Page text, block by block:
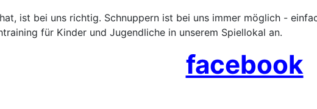
ist bei uns richtig. Schnuppern ist bei uns immer möglich -
für Kinder und Jugendliche in unserem Spiellokal an.
facebook